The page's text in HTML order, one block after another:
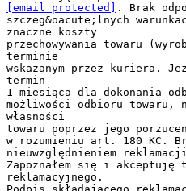
[email protected]
. Brak
szczeg&oacute;lnych
znaczne koszty
przechowywania towaru
terminie
wskazanym przez kuriera.
termin
1 miesiąca dla dokonania
możliwości odbioru towaru,
własności
towaru poprzez jego
w rozumieniu art. 180 KC.
nieuwzględnieniem
Zapoznałem się i akceptuję
reklamacyjnego.